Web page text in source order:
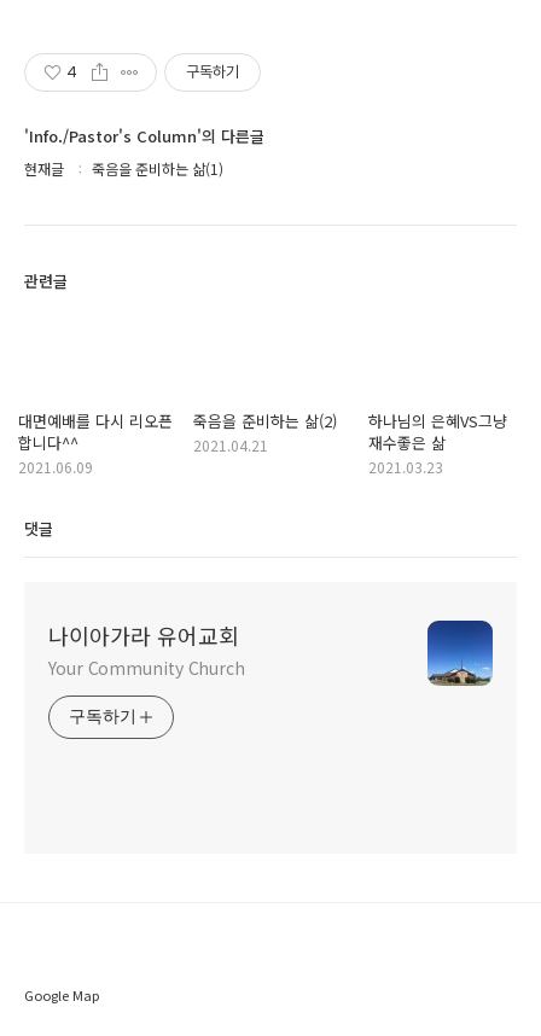
4 구독하기
'Info./Pastor's Column'의 다른글
현재글 죽음을 준비하는 삶(1)
관련글
대면예배를 다시 리오픈
합니다^^
2021.06.09
죽음을 준비하는 삶(2)
2021.04.21
하나님의 은혜VS그냥
재수좋은 삶
2021.03.23
댓글
나이아가라 유어교회
Your Community Church
구독하기
Google Map